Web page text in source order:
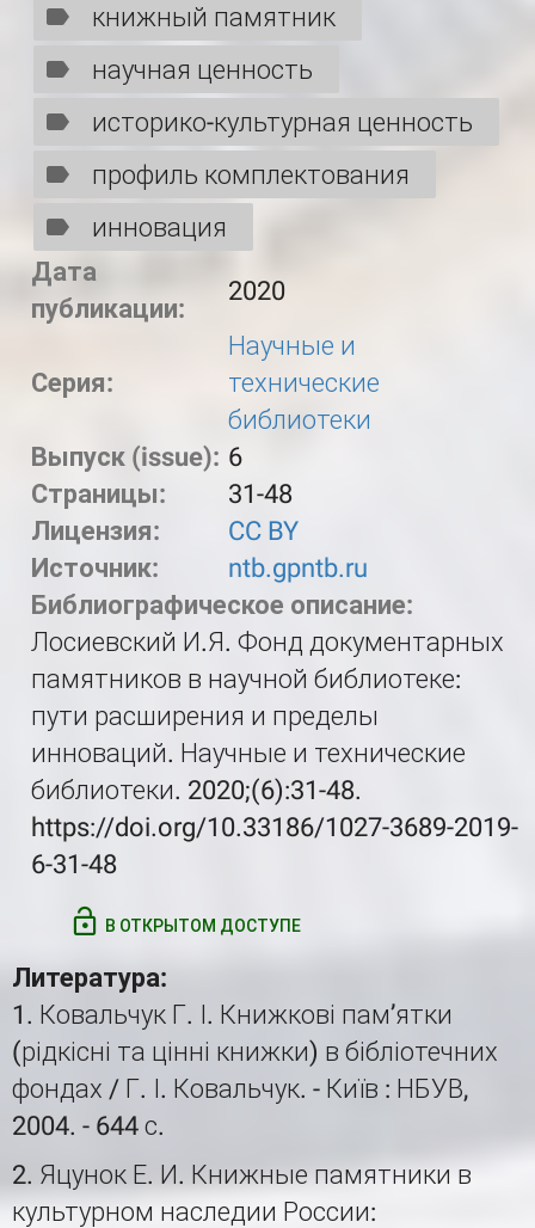
книжный памятник
научная ценность
историко-культурная ценность
профиль комплектования
инновация
Дата
публикации:
2020
Серия:
Научные и
технические
библиотеки
Выпуск (issue): 6
Страницы:
31-48
Лицензия:
CC BY
Источник:
ntb.gpntb.ru
Библиографическое описание:
Лосиевский И.Я. Фонд документарных
памятников в научной библиотеке:
пути расширения и пределы
инноваций. Научные и технические
библиотеки. 2020;(6):31-48.
https://doi.org/10.33186/1027-3689-2019-
6-31-48
В ОТКРЫТОМ ДОСТУПЕ
Литература:
1. Ковальчук Г. І. Книжкові пам’ятки
(рідкісні та цінні книжки) в бібліотечних
фондах / Г. І. Ковальчук. - Київ : НБУВ,
2004. - 644 с.
2. Яцунок Е. И. Книжные памятники в
культурном наследии России: